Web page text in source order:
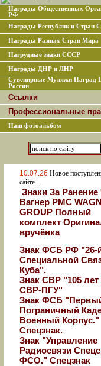
Награды Общественных
РФ
Награды Республик и Стран
Награды Разных Стран Мира
Нагрудные знаки СССР
Награды ДНР и ЛНР
Сувенирные Муляжи Наград
России
Ссылки
Профессиональные
Наш фотоальбом
10.07.26 Новое
сайте...
Знаки За
Вагнер РМС
GROUP Полный
комплект
вручёнка
Знак ФСБ РФ "26-
Специальной
Куба".
Знак СВР "105
СВР-ПГУ"
Знак ФСБ
Пограничный
Военный Корпус."
Спецзнак.
Знак "Управление
Радиосвязи
ФСО." Спецзнак